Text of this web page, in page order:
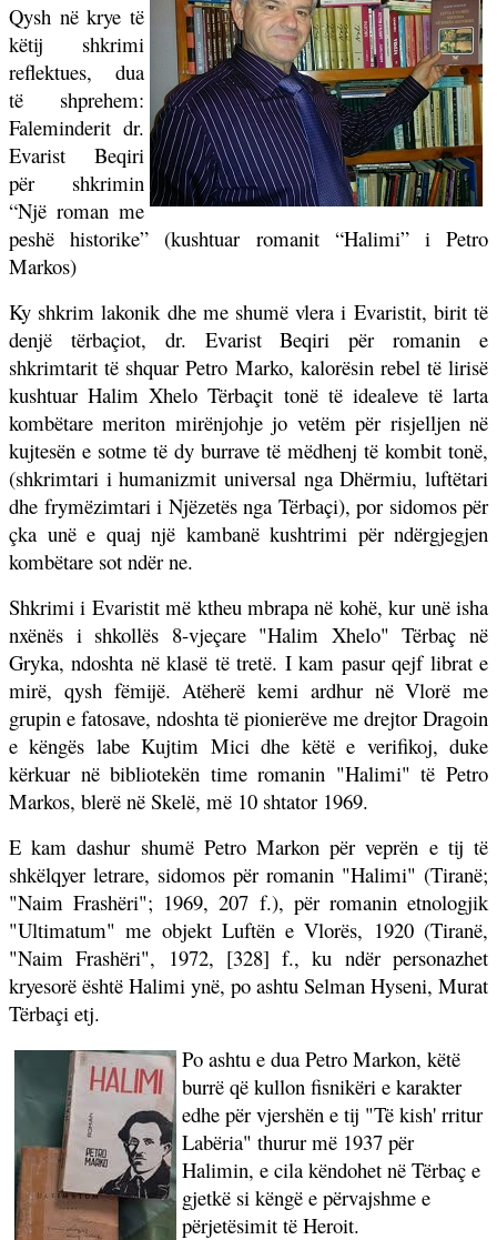
Qysh në krye të
këtij shkrimi
reflektues, dua
të shprehem:
Faleminderit dr.
Evarist Beqiri
për shkrimin
“Një roman me
peshë historike” (kushtuar romanit “Halimi” i Petro
Markos)
Ky shkrim lakonik dhe me shumë vlera i Evaristit, birit të
denjë tërbaçiot, dr. Evarist Beqiri për romanin e
shkrimtarit të shquar Petro Marko, kalorësin rebel të lirisë
kushtuar Halim Xhelo Tërbaçit tonë të idealeve të larta
kombëtare meriton mirënjohje jo vetëm për risjelljen në
kujtesën e sotme të dy burrave të mëdhenj të kombit tonë,
(shkrimtari i humanizmit universal nga Dhërmiu, luftëtari
dhe frymëzimtari i Njëzetës nga Tërbaçi), por sidomos për
çka unë e quaj një kambanë kushtrimi për ndërgjegjen
kombëtare sot ndër ne.
Shkrimi i Evaristit më ktheu mbrapa në kohë, kur unë isha
nxënës i shkollës 8-vjeçare "Halim Xhelo" Tërbaç në
Gryka, ndoshta në klasë të tretë. I kam pasur qejf librat e
mirë, qysh fëmijë. Atëherë kemi ardhur në Vlorë me
grupin e fatosave, ndoshta të pionierëve me drejtor Dragoin
e këngës labe Kujtim Mici dhe këtë e verifikoj, duke
kërkuar në bibliotekën time romanin "Halimi" të Petro
Markos, blerë në Skelë, më 10 shtator 1969.
E kam dashur shumë Petro Markon për veprën e tij të
shkëlqyer letrare, sidomos për romanin "Halimi" (Tiranë;
"Naim Frashëri"; 1969, 207 f.), për romanin etnologjik
"Ultimatum" me objekt Luftën e Vlorës, 1920 (Tiranë,
"Naim Frashëri", 1972, [328] f., ku ndër personazhet
kryesorë është Halimi ynë, po ashtu Selman Hyseni, Murat
Tërbaçi etj.
Po ashtu e dua Petro Markon, këtë
burrë që kullon fisnikëri e karakter
edhe për vjershën e tij "Të kish' rritur
Labëria" thurur më 1937 për
Halimin, e cila këndohet në Tërbaç e
gjetkë si këngë e përvajshme e
përjetësimit të Heroit.